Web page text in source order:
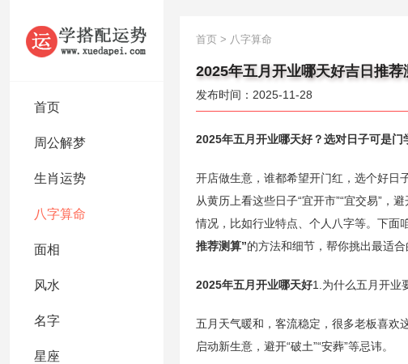
首页
周公解梦
生肖运势
八字算命
面相
风水
名字
星座
首页 > 八字算命
2025年五月开业哪天好吉日推荐
发布时间：2025-11-28
2025年五月开业哪天好？选对日子可是门
开店做生意，谁都希望开门红，选个好日
从黄历上看这些日子“宜开市”“宜交易”，
情况，比如行业特点、个人八字等。下面
推荐测算”的方法和细节，帮你挑出最适合
2025年五月开业哪天好1.为什么五月开业
五月天气暖和，客流稳定，很多老板喜欢
启动新生意，避开“破土”“安葬”等忌讳。